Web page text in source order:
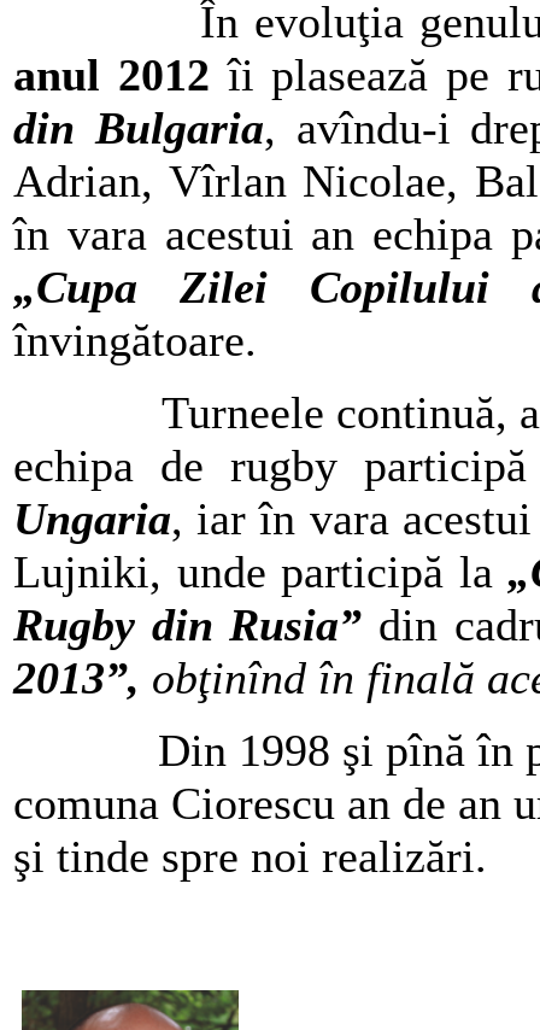
În evoluţia
anul 2012 îi plasează pe
din Bulgaria, avîndu-i
Adrian, Vîrlan Nicolae,
în vara acestui an echipa
„Cupa Zilei Copilului
învingătoare.
Turneele continuă,
echipa de rugby
Ungaria, iar în vara
Lujniki, unde participă la
Rugby din Rusia” din
2013”, obţinînd în finală
Din 1998 şi pînă în
comuna Ciorescu an de an
şi tinde spre noi realizări.